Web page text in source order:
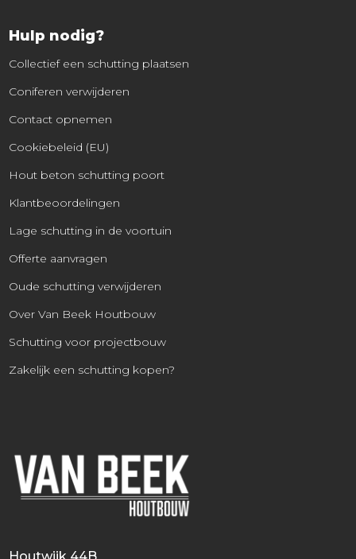
Hulp nodig?
Collectief een schutting plaatsen
Coniferen verwijderen
Contact opnemen
Cookiebeleid (EU)
Hout beton schutting poort
Klantbeoordelingen
Lage schutting in de voortuin
Offerte aanvragen
Oude schutting verwijderen
Over Van Beek Houtbouw
Schutting voor projectbouw
Zakelijk een schutting kopen?